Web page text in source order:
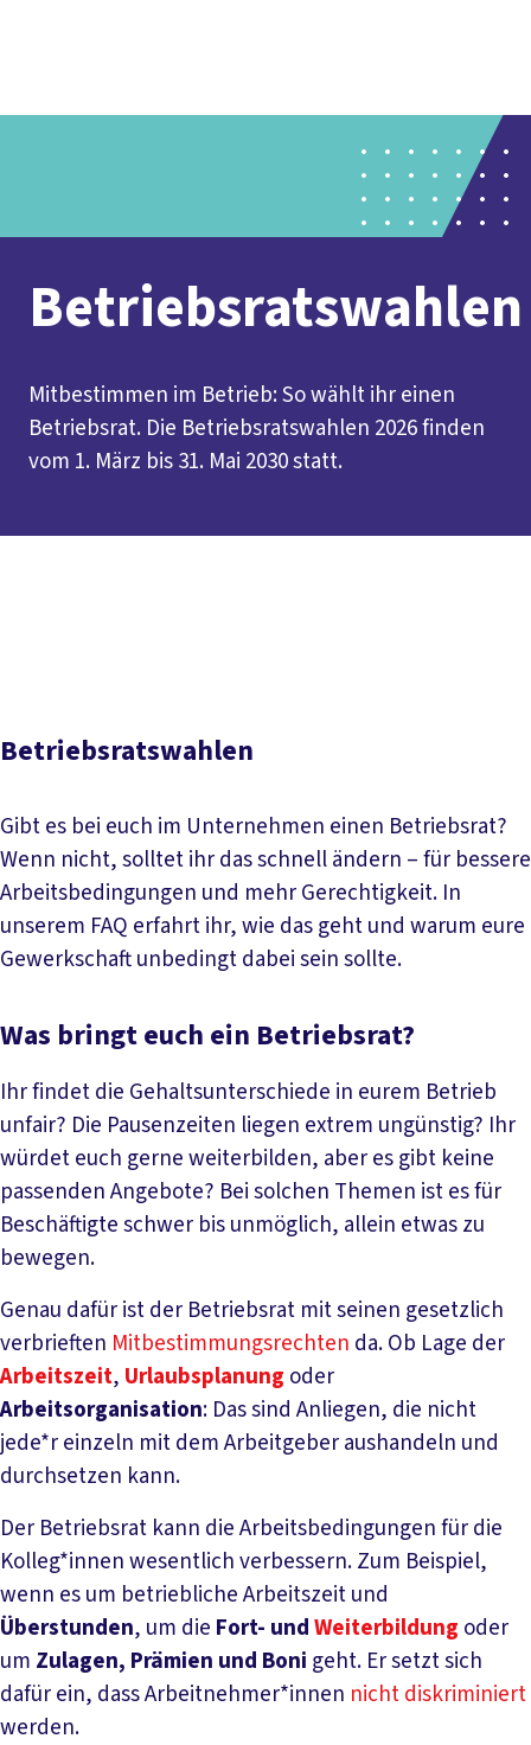
Politik
Betriebsratswahlen
Mitbestimmen im Betrieb: So wählt ihr einen
Betriebsrat. Die Betriebsratswahlen 2026 finden
vom 1. März bis 31. Mai 2030 statt.
Betriebsratswahlen
Gibt es bei euch im Unternehmen einen Betriebsrat?
Wenn nicht, solltet ihr das schnell ändern – für bessere
Arbeitsbedingungen und mehr Gerechtigkeit. In
unserem FAQ erfahrt ihr, wie das geht und warum eure
Gewerkschaft unbedingt dabei sein sollte.
Was bringt euch ein Betriebsrat?
Ihr findet die Gehaltsunterschiede in eurem Betrieb
unfair? Die Pausenzeiten liegen extrem ungünstig? Ihr
würdet euch gerne weiterbilden, aber es gibt keine
passenden Angebote? Bei solchen Themen ist es für
Beschäftigte schwer bis unmöglich, allein etwas zu
bewegen.
Genau dafür ist der Betriebsrat mit seinen gesetzlich
verbrieften Mitbestimmungsrechten da. Ob Lage der
Arbeitszeit, Urlaubsplanung oder
Arbeitsorganisation: Das sind Anliegen, die nicht
jede*r einzeln mit dem Arbeitgeber aushandeln und
durchsetzen kann.
Der Betriebsrat kann die Arbeitsbedingungen für die
Kolleg*innen wesentlich verbessern. Zum Beispiel,
wenn es um betriebliche Arbeitszeit und
Überstunden, um die Fort- undWeiterbildung oder
um Zulagen, Prämien und Boni geht. Er setzt sich
dafür ein, dass Arbeitnehmer*innen nicht diskriminiert
werden.